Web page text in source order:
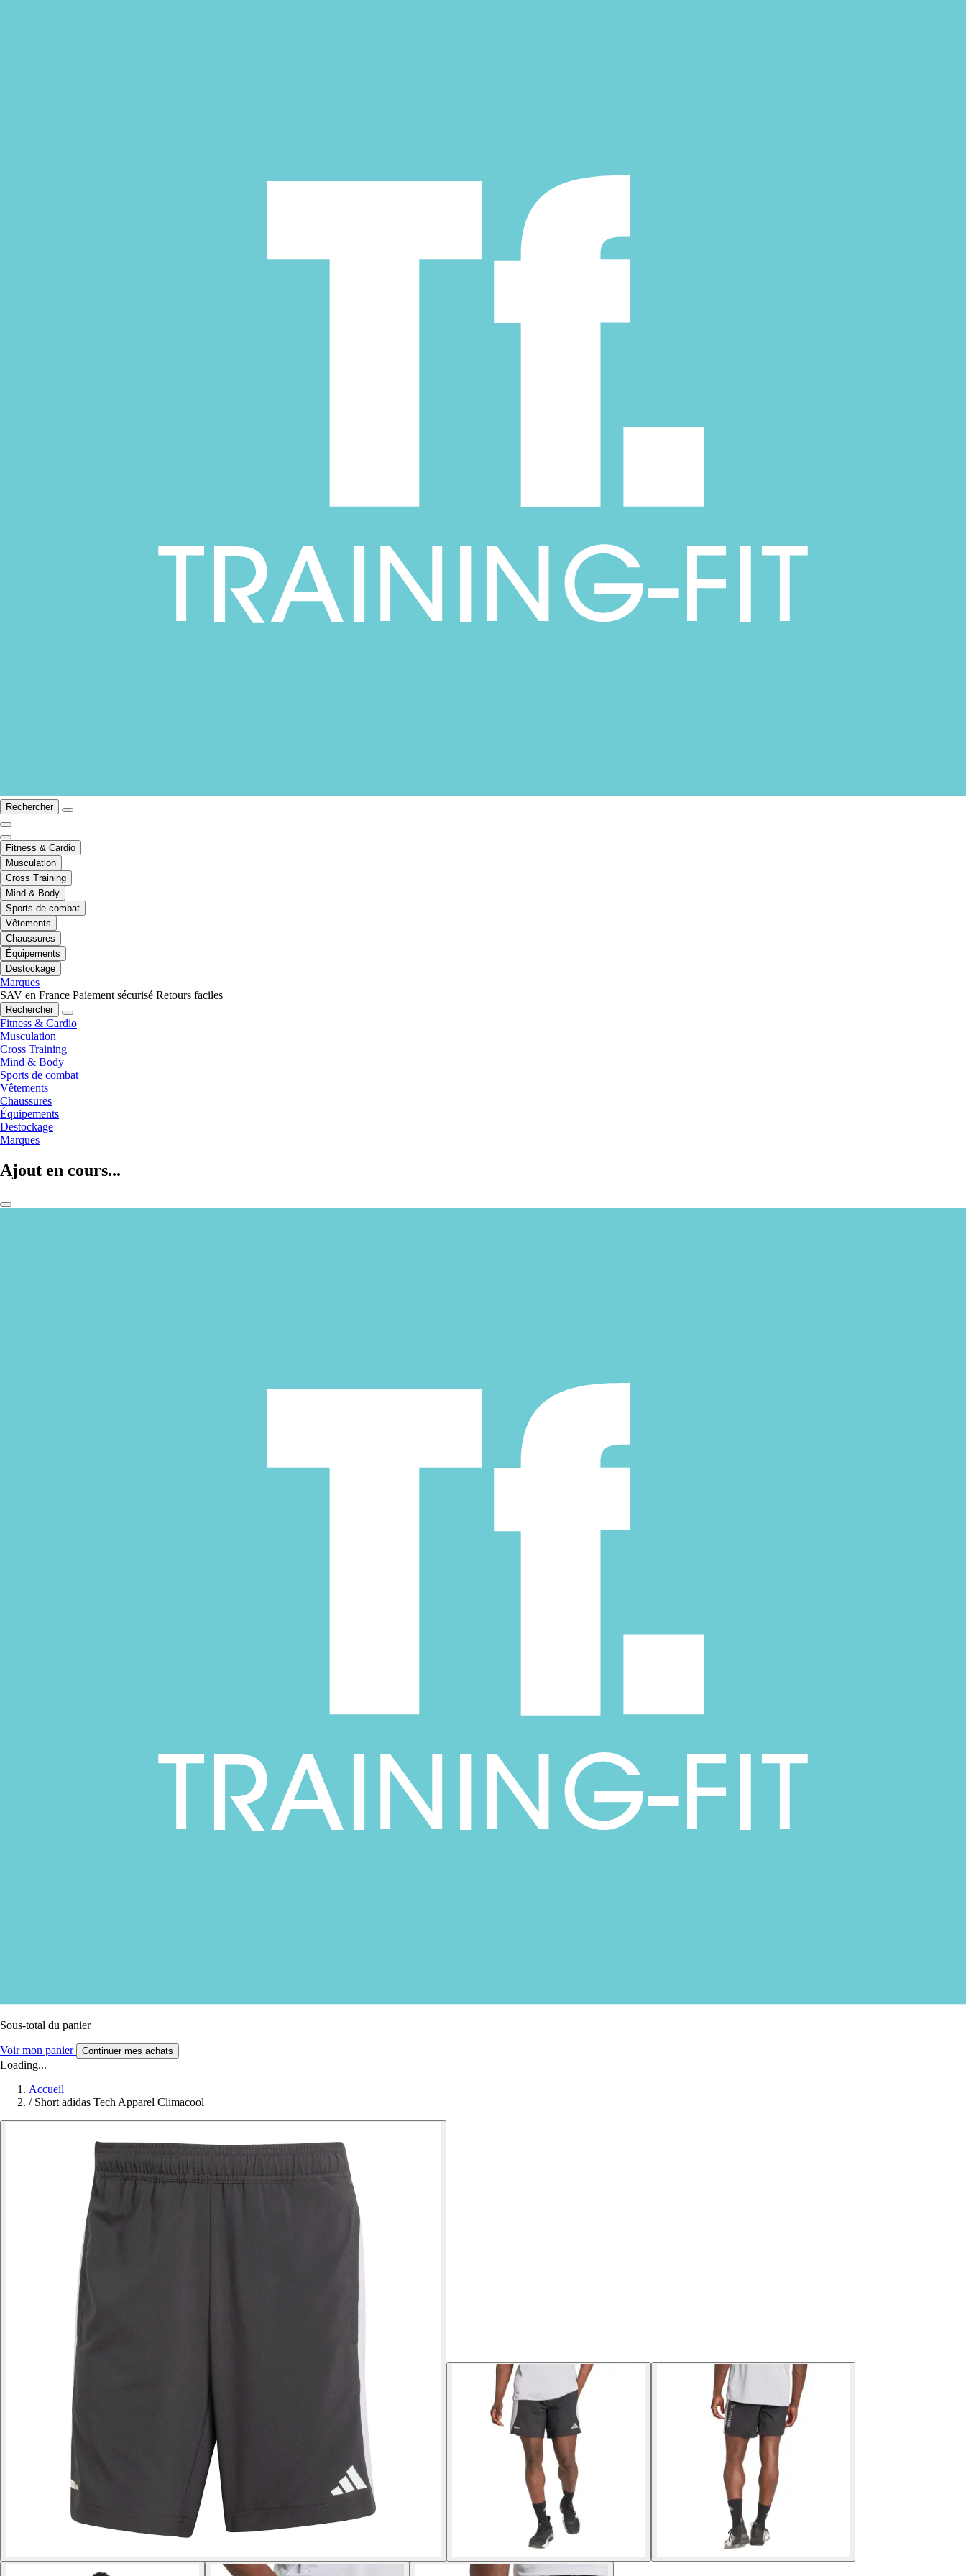
Rechercher
Fitness & Cardio
Musculation
Cross Training
Mind & Body
Sports de combat
Vêtements
Chaussures
Équipements
Destockage
Marques
SAV en France Paiement sécurisé Retours faciles
Rechercher
Fitness & Cardio
Musculation
Cross Training
Mind & Body
Sports de combat
Vêtements
Chaussures
Équipements
Destockage
Marques
Ajout en cours...
Sous-total du panier
Voir mon panier Continuer mes achats
Loading...
Accueil
/ Short adidas Tech Apparel Climacool